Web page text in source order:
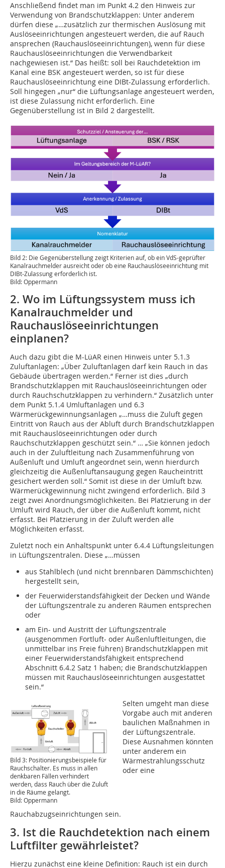
Anschließend findet man im Punkt 4.2 den Hinweis zur
Verwendung von Brandschutzklappen: Unter anderem
dürfen diese „…zusätzlich zur thermischen Auslösung mit
Auslöseeinrichtungen angesteuert werden, die auf Rauch
ansprechen (Rauchauslöseeinrichtungen), wenn für diese
Rauchauslöseeinrichtungen die Verwendbarkeit
nachgewiesen ist.“ Das heißt: soll bei Rauchdetektion im
Kanal eine BSK angesteuert werden, so ist für diese
Rauchauslöseeinrichtung eine DIBt-Zulassung erforderlich.
Soll hingegen „nur“ die Lüftungsanlage angesteuert werden,
ist diese Zulassung nicht erforderlich. Eine
Gegenüberstellung ist in Bild 2 dargestellt.
Bild 2: Die Gegenüberstellung zeigt Kriterien auf, ob ein VdS-geprüfter
Kanalrauchmelder ausreicht oder ob eine Rauchauslöseeinrichtung mit
DIBt-Zulassung erforderlich ist.
Bild: Oppermann
2. Wo im Lüftungssystem muss ich
Kanalrauchmelder und
Rauchauslöseeinrichtungen
einplanen?
Auch dazu gibt die M-LüAR einen Hinweis unter 5.1.3
Zuluftanlagen: „Über Zuluftanlagen darf kein Rauch in das
Gebäude übertragen werden.“ Ferner ist dies „durch
Brandschutzklappen mit Rauchauslöseeinrichtungen oder
durch Rauchschutzklappen zu verhindern.“ Zusätzlich unter
dem Punkt 5.1.4 Umluftanlagen und 6.3
Wärmerückgewinnungsanlagen „…muss die Zuluft gegen
Eintritt von Rauch aus der Abluft durch Brandschutzklappen
mit Rauchauslöseeinrichtungen oder durch
Rauchschutzklappen geschützt sein.“ … „Sie können jedoch
auch in der Zuluftleitung nach Zusammenführung von
Außenluft und Umluft angeordnet sein, wenn hierdurch
gleichzeitig die Außenluftansaugung gegen Raucheintritt
gesichert werden soll.“ Somit ist diese in der Umluft bzw.
Wärmerückgewinnung nicht zwingend erforderlich. Bild 3
zeigt zwei Anordnungsmöglichkeiten. Bei Platzierung in der
Umluft wird Rauch, der über die Außenluft kommt, nicht
erfasst. Bei Platzierung in der Zuluft werden alle
Möglichkeiten erfasst.
Zuletzt noch ein Anhaltspunkt unter 6.4.4 Lüftungsleitungen
in Lüftungszentralen. Diese „…müssen
aus Stahlblech (und nicht brennbaren Dämmschichten)
hergestellt sein,
der Feuerwiderstandsfähigkeit der Decken und Wände
der Lüftungszentrale zu anderen Räumen entsprechen
oder
am Ein- und Austritt der Lüftungszentrale
(ausgenommen Fortluft- oder Außenluftleitungen, die
unmittelbar ins Freie führen) Brandschutzklappen mit
einer Feuerwiderstandsfähigkeit entsprechend
Abschnitt 6.4.2 Satz 1 haben; die Brandschutzklappen
müssen mit Rauchauslöseeinrichtungen ausgestattet
sein.“
Bild 3: Positionierungsbeispiele für
Rauchschalter. Es muss in allen
denkbaren Fällen verhindert
werden, dass Rauch über die Zuluft
in die Räume gelangt.
Bild: Oppermann
Selten umgeht man diese
Vorgabe auch mit anderen
baulichen Maßnahmen in
der Lüftungszentrale.
Diese Ausnahmen könnten
unter anderem ein
Wärmestrahlungsschutz
oder eine
Rauchabzugseinrichtungen sein.
3. Ist die Rauchdetektion nach einem
Luftfilter gewährleistet?
Hierzu zunächst eine kleine Definition: Rauch ist ein durch